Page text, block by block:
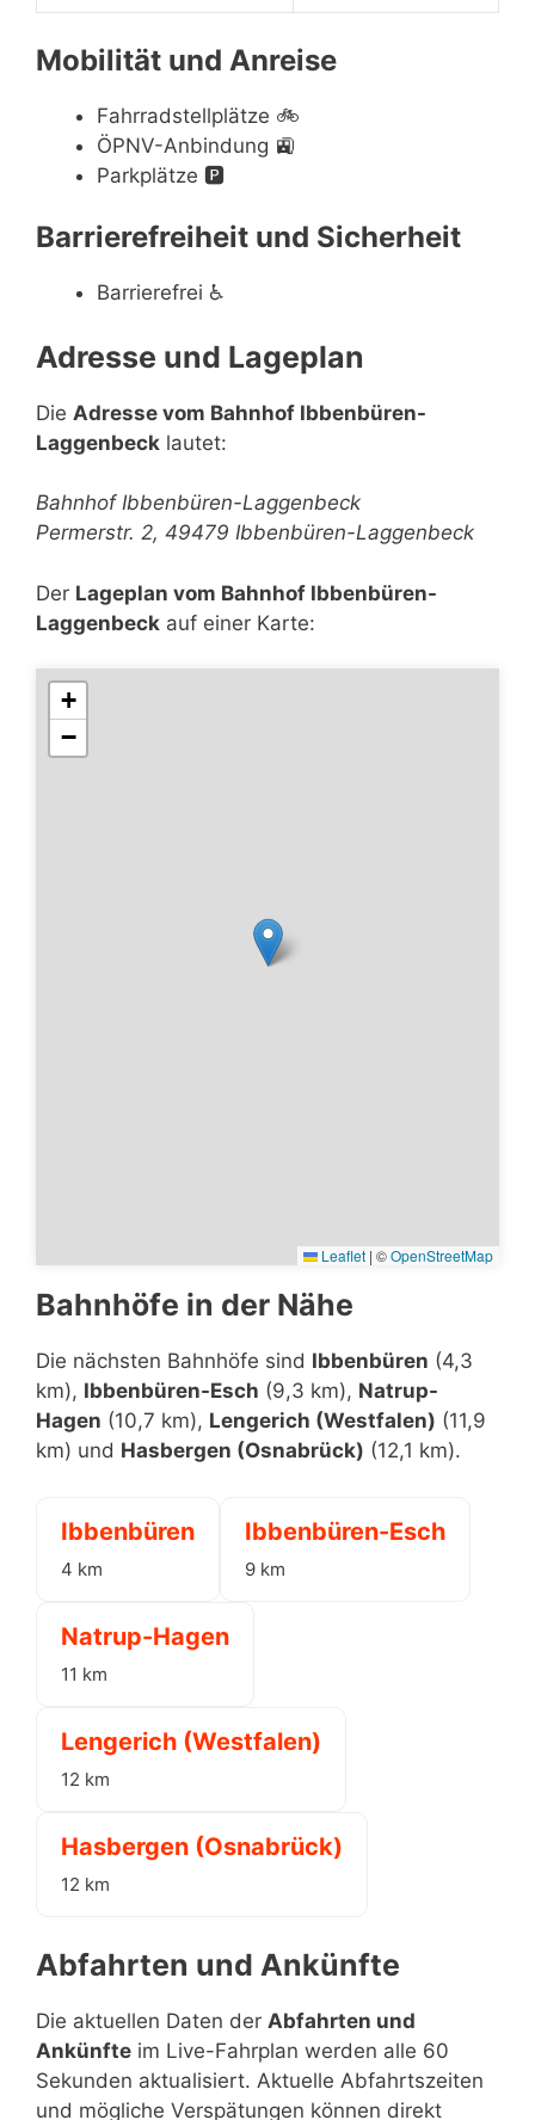
Mobilität und Anreise
Fahrradstellplätze 🚲
ÖPNV-Anbindung 🚉
Parkplätze 🅿️
Barrierefreiheit und Sicherheit
Barrierefrei ♿
Adresse und Lageplan
Die Adresse vom Bahnhof Ibbenbüren-
Laggenbeck lautet:
Bahnhof Ibbenbüren-Laggenbeck
Permerstr. 2, 49479 Ibbenbüren-Laggenbeck
Der Lageplan vom Bahnhof Ibbenbüren-
Laggenbeck auf einer Karte:
+
−
Leaflet | ©OpenStreetMap
Bahnhöfe in der Nähe
Die nächsten Bahnhöfe sind Ibbenbüren (4,3
km), Ibbenbüren-Esch (9,3 km), Natrup-
Hagen (10,7 km), Lengerich (Westfalen) (11,9
km) und Hasbergen (Osnabrück) (12,1 km).
Ibbenbüren
4 km
Ibbenbüren-Esch
9 km
Natrup-Hagen
11 km
Lengerich (Westfalen)
12 km
Hasbergen (Osnabrück)
12 km
Abfahrten und Ankünfte
Die aktuellen Daten der Abfahrten und
Ankünfte im Live-Fahrplan werden alle 60
Sekunden aktualisiert. Aktuelle Abfahrtszeiten
und mögliche Verspätungen können direkt